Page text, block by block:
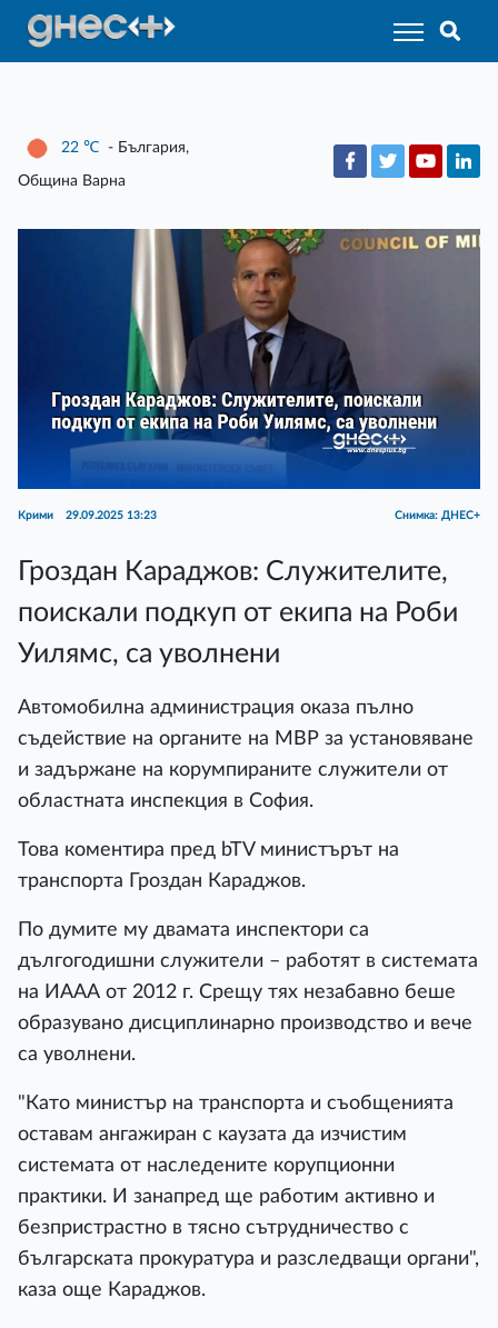
22 ℃ - България,
Община Варна
Крими 29.09.2025 13:23 Снимка: ДНЕС+
Гроздан Караджов: Служителите,
поискали подкуп от екипа на Роби
Уилямс, са уволнени
Автомобилна администрация оказа пълно
съдействие на органите на МВР за установяване
и задържане на корумпираните служители от
областната инспекция в София.
Това коментира пред bTV министърът на
транспорта Гроздан Караджов.
По думите му двамата инспектори са
дългогодишни служители – работят в системата
на ИААА от 2012 г. Срещу тях незабавно беше
образувано дисциплинарно производство и вече
са уволнени.
"Като министър на транспорта и съобщенията
оставам ангажиран с каузата да изчистим
системата от наследените корупционни
практики. И занапред ще работим активно и
безпристрастно в тясно сътрудничество с
българската прокуратура и разследващи органи",
каза още Караджов.